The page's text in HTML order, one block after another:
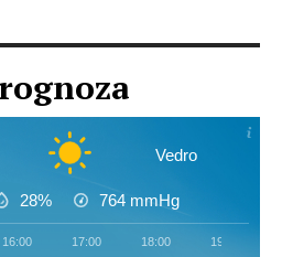
Vedro
28% 764 mmHg
16:00 17:00 18:00 19:00